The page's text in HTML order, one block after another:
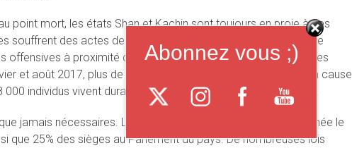
point mort, les états Shan et Kachin sont toujours en proie à des
souffrent des actes de violence commis d’une part par l’armée
offensives à proximité des populations civiles, mais aussi par les
et août 2017, plus de 12 000 personnes ont été déplacées à cause
individus vivent durablement dans des camps depuis 2011.
jamais nécessaires. La Constitution de 2008 accorde à l’armée le
que 25% des sièges au Parlement du pays. De nombreuses lois
Abonnez vous ;)